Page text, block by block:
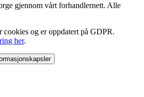
gjennom vårt forhandlernett. Alle
og er oppdatert på GDPR.
her.